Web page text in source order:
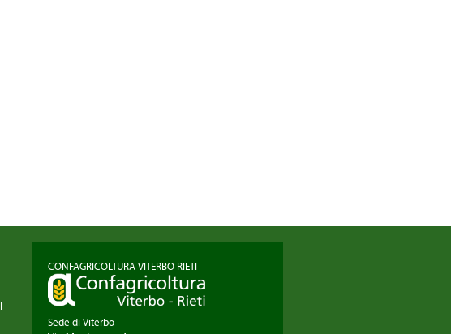
CONFAGRICOLTURA VITERBO RIETI
Sede di Viterbo